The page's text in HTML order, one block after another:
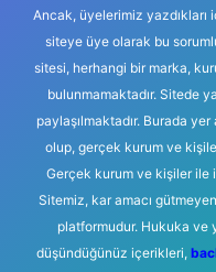
Ancak, üyelerimiz yazdıkları
siteye üye olarak bu
sitesi, herhangi bir marka,
bulunmamaktadır. Sitede
paylaşılmaktadır. Burada
olup, gerçek kurum ve
Gerçek kurum ve kişiler ile
Sitemiz, kar amacı
platformudur. Hukuka ve
düşündüğünüz içerikleri,